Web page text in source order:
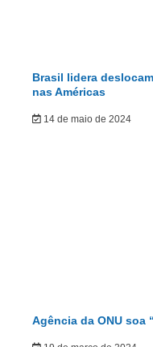
Brasil lidera
nas Américas
14 de maio de 2024
Agência da ONU soa